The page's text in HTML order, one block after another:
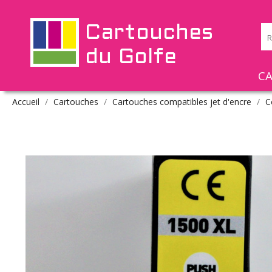
Cartouches
du Golfe
Accueil Cartouches Cartouches compatibles jet d'encre